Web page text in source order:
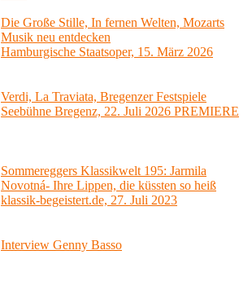
Die Große Stille, In fernen Welten, Mozarts
Musik neu entdecken
Hamburgische Staatsoper, 15. März 2026
Verdi, La Traviata, Bregenzer Festspiele
Seebühne Bregenz, 22. Juli 2026 PREMIERE
Sommereggers Klassikwelt 195: Jarmila
Novotná- Ihre Lippen, die küssten so heiß
klassik-begeistert.de, 27. Juli 2023
Interview Genny Basso